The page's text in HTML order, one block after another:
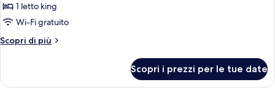
Singola
Superior
1 letto king
Wi-Fi gratuito
Scopri di più
Altri
Superior
Scopri i prezzi per le tue date